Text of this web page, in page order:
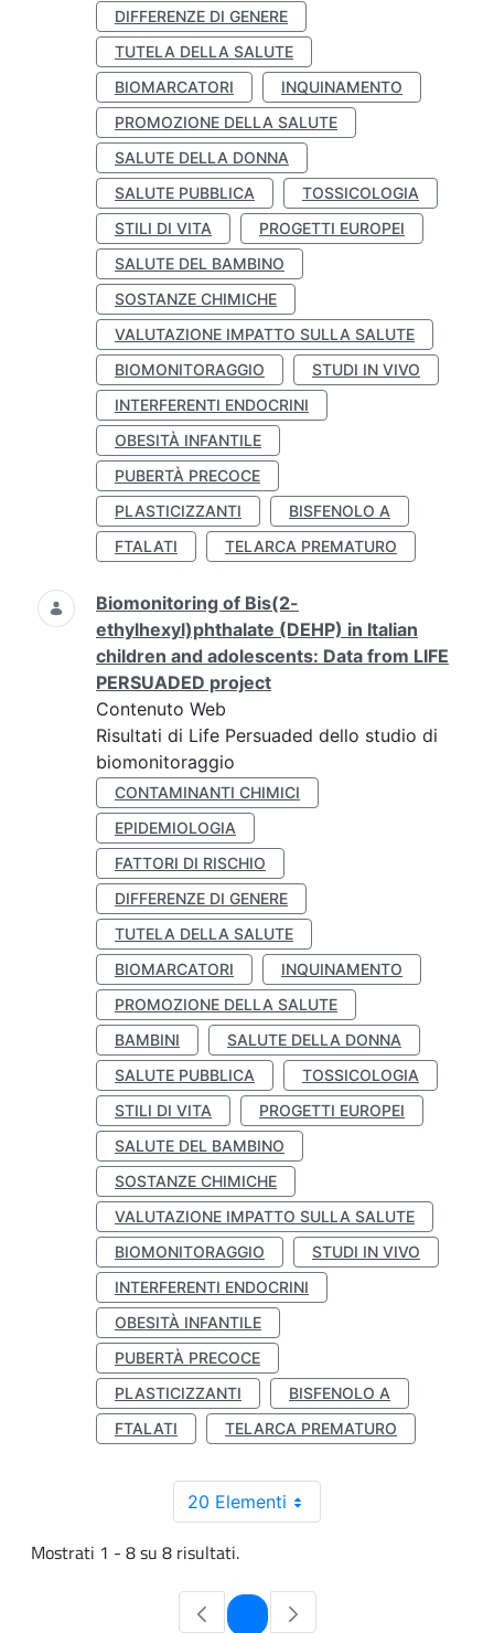
DIFFERENZE DI GENERE
TUTELA DELLA SALUTE
BIOMARCATORI
INQUINAMENTO
PROMOZIONE DELLA SALUTE
SALUTE DELLA DONNA
SALUTE PUBBLICA
TOSSICOLOGIA
STILI DI VITA
PROGETTI EUROPEI
SALUTE DEL BAMBINO
SOSTANZE CHIMICHE
VALUTAZIONE IMPATTO SULLA SALUTE
BIOMONITORAGGIO
STUDI IN VIVO
INTERFERENTI ENDOCRINI
OBESITÀ INFANTILE
PUBERTÀ PRECOCE
PLASTICIZZANTI
BISFENOLO A
FTALATI
TELARCA PREMATURO
Biomonitoring of Bis(2-
ethylhexyl)phthalate (DEHP) in Italian
children and adolescents: Data from LIFE
PERSUADED project
Contenuto Web
Risultati di Life Persuaded dello studio di
biomonitoraggio
CONTAMINANTI CHIMICI
EPIDEMIOLOGIA
FATTORI DI RISCHIO
DIFFERENZE DI GENERE
TUTELA DELLA SALUTE
BIOMARCATORI
INQUINAMENTO
PROMOZIONE DELLA SALUTE
BAMBINI
SALUTE DELLA DONNA
SALUTE PUBBLICA
TOSSICOLOGIA
STILI DI VITA
PROGETTI EUROPEI
SALUTE DEL BAMBINO
SOSTANZE CHIMICHE
VALUTAZIONE IMPATTO SULLA SALUTE
BIOMONITORAGGIO
STUDI IN VIVO
INTERFERENTI ENDOCRINI
OBESITÀ INFANTILE
PUBERTÀ PRECOCE
PLASTICIZZANTI
BISFENOLO A
FTALATI
TELARCA PREMATURO
20 Elementi
Mostrati 1 - 8 su 8 risultati.
Pagina